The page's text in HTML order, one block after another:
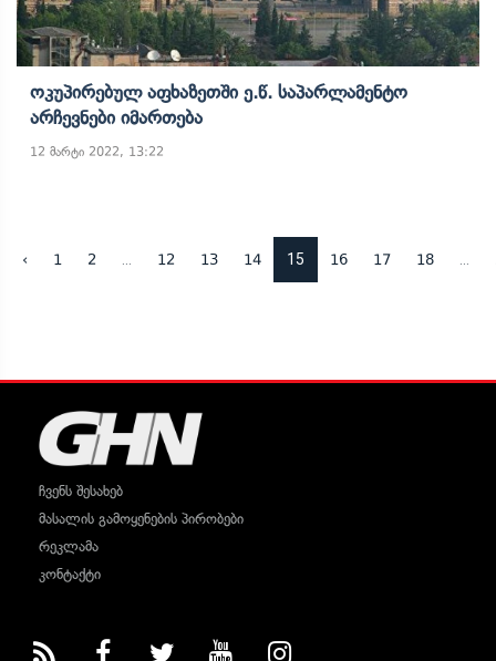
Ოკუპირებულ Აფხაზეთში Ე.წ. Საპარლამენტო
Არჩევნები Იმართება
12 მარტი 2022, 13:22
‹ 1 2 12 13 14 15 16 17 18
ჩვენს შესახებ
მასალის გამოყენების პირობები
რეკლამა
კონტაქტი